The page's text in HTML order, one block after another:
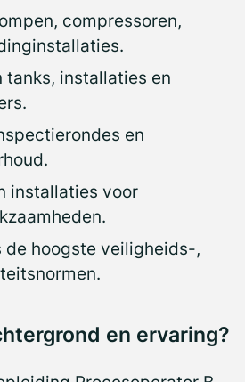
compressoren,
tanks, installaties en
en
installaties voor
de hoogste veiligheids-,
en ervaring?